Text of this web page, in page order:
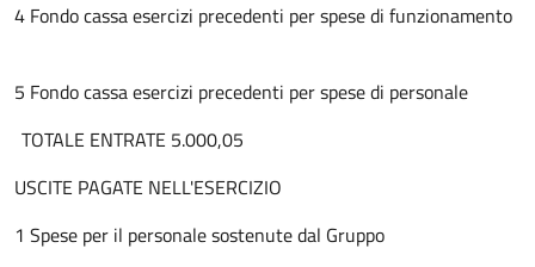
4 Fondo cassa esercizi precedenti per spese di funzionamento
5 Fondo cassa esercizi precedenti per spese di personale
TOTALE ENTRATE 5.000,05
USCITE PAGATE NELL'ESERCIZIO
1 Spese per il personale sostenute dal Gruppo